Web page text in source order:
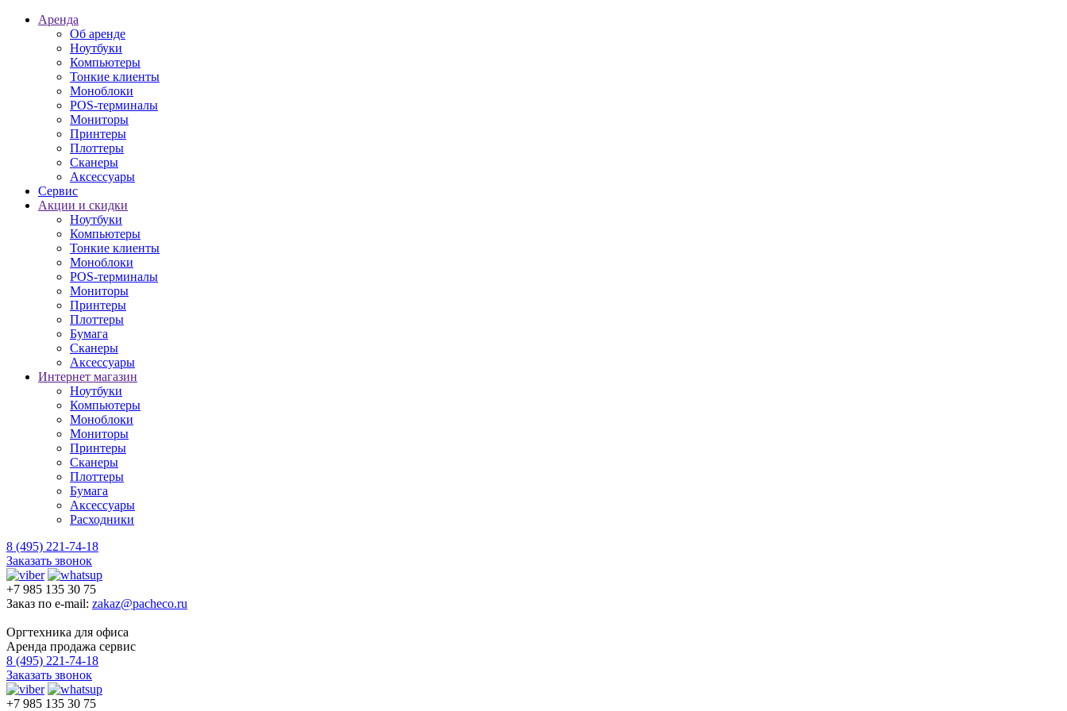
Аренда
Об аренде
Ноутбуки
Компьютеры
Тонкие клиенты
Моноблоки
POS-терминалы
Мониторы
Принтеры
Плоттеры
Сканеры
Аксессуары
Сервис
Акции и скидки
Ноутбуки
Компьютеры
Тонкие клиенты
Моноблоки
POS-терминалы
Мониторы
Принтеры
Плоттеры
Бумага
Сканеры
Аксессуары
Интернет магазин
Ноутбуки
Компьютеры
Моноблоки
Мониторы
Принтеры
Сканеры
Плоттеры
Бумага
Аксессуары
Расходники
8 (495) 221-74-18
Заказать звонок
+7 985 135 30 75
Заказ по e-mail: zakaz@pacheco.ru
Оргтехника для офиса
Аренда продажа сервис
8 (495) 221-74-18
Заказать звонок
+7 985 135 30 75